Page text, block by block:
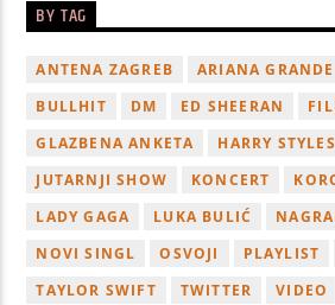
BY TAG
ANTENA ZAGREB ARIANA GRANDE
BULLHIT
DM ED SHEERAN
GLAZBENA ANKETA
HARRY STYLES
JUTARNJI SHOW
KONCERT
LADY GAGA
LUKA BULIĆ
NOVI SINGL
OSVOJI PLAYLIST
TAYLOR SWIFT
TWITTER VIDEO